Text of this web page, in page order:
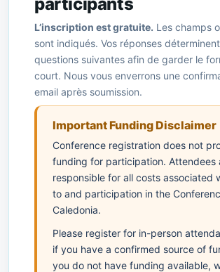
L’inscription est gratuite. Les champs
sont indiqués. Vos réponses
questions suivantes afin de garder le
court. Nous vous enverrons une
email après soumission.
Important Funding Disclaimer
Conference registration does not
funding for participation. Attendees
responsible for all costs associated
to and participation in the
Caledonia.
Please register for in-person
if you have a confirmed source of
you do not have funding available,